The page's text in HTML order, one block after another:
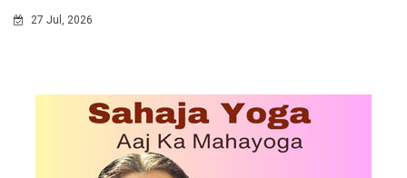
27 Jul, 2026